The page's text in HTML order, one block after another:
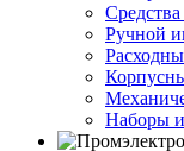
Ручной
Наборы и